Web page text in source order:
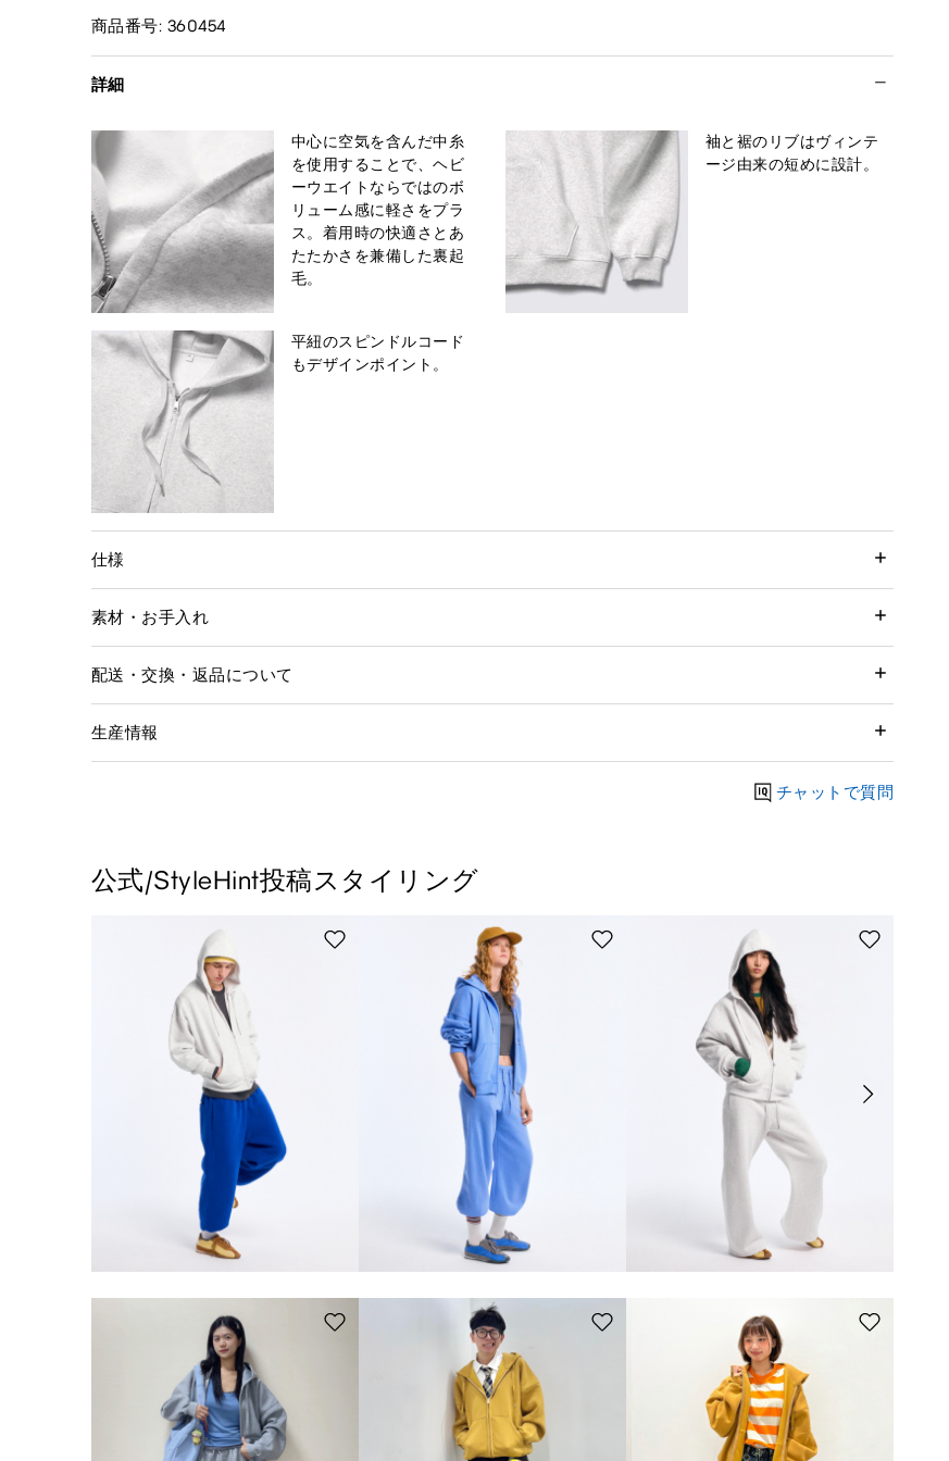
商品番号: 360454
詳細
中心に空気を含んだ中糸
を使用することで、ヘビ
ーウエイトならではのボ
リューム感に軽さをプラ
ス。着用時の快適さとあ
たたかさを兼備した裏起
毛。
袖と裾のリブはヴィンテ
ージ由来の短めに設計。
平紐のスピンドルコード
もデザインポイント。
仕様
素材・お手入れ
配送・交換・返品について
生産情報
チャットで質問
公式/StyleHint投稿スタイリング